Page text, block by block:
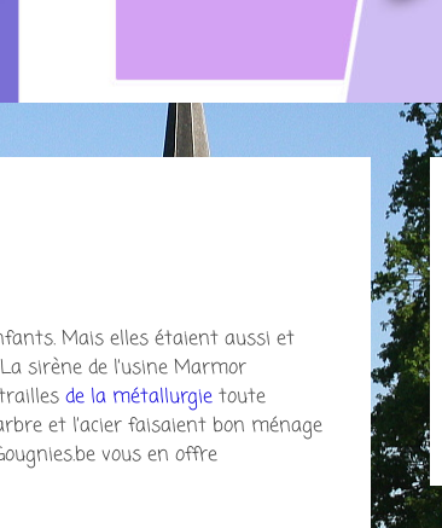
Mais elles étaient aussi et
sirène de l’usine Marmor
de la métallurgie toute
et l’acier faisaient bon ménage
vous en offre